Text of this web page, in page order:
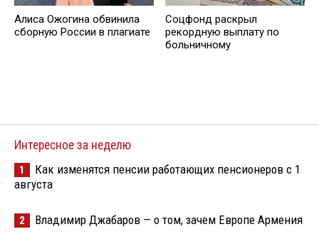
Алиса Ожогина обвинила
сборную России в плагиате
Соцфонд раскрыл
рекордную выплату по
больничному
Интересное за неделю
1
Как изменятся пенсии работающих пенсионеров с 1
августа
2 Владимир Джабаров — о том, зачем Европе Армения